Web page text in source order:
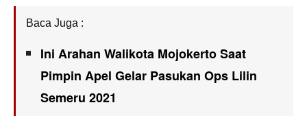
Baca Juga :
Ini Arahan Walikota Mojokerto Saat
Pimpin Apel Gelar Pasukan Ops Lilin
Semeru 2021